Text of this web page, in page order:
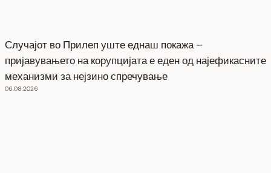
Случајот во Прилеп уште еднаш покажа –
пријавувањето на корупцијата е еден од најефикасните
механизми за нејзино спречување
06.08.2026